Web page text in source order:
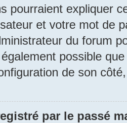
pourraient expliquer
et votre mot de
du forum
possible
de son
par le passé